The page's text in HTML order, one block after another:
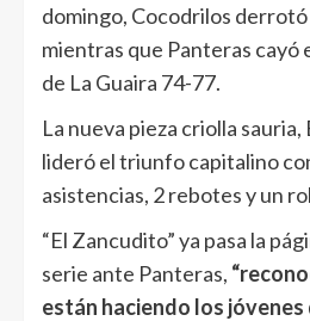
domingo, Cocodrilos derrotó
mientras que Panteras cayó
de La Guaira 74-77.
La nueva pieza criolla
lideró el triunfo capitalino
asistencias, 2 rebotes y un
“El Zancudito” ya pasa la
serie ante Panteras,
están haciendo los jóvenes